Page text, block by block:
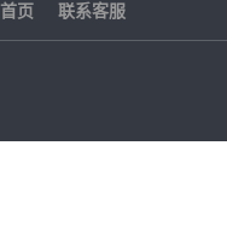
首页 联系客服